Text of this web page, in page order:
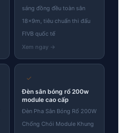
sáng đồng đều toàn sân
18×9m, tiêu chuẩn thi đấu
FIVB quốc tế
✓
Đèn sân bóng rổ 200w
module cao cấp
Đèn Pha Sân Bóng Rổ 200W
Chống Chói Module Khung